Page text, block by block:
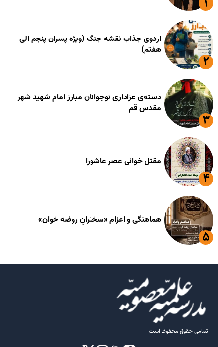
اردوی جذاب نقشه جنگ (ویژه پسران پنجم الی
هفتم)
دسته‌ی عزاداری نوجوانان مبارز امام شهید شهر
مقدس قم
مقتل خوانی عصر عاشورا
هماهنگی و اعزام «سخنرانِ روضه خوان»
تمامی حقوق محفوظ است